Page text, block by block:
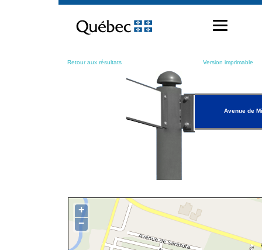
contenu
Retour aux résultats Version imprimable
Avenue de
+
−